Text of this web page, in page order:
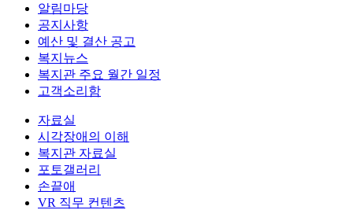
알림마당
공지사항
예산 및 결산 공고
복지뉴스
복지관 주요 월간 일정
고객소리함
자료실
시각장애의 이해
복지관 자료실
포토갤러리
손끝애
VR 직무 컨텐츠